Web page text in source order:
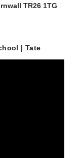
TR26 1TG
| Tate